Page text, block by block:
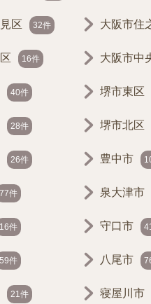
区 32件 大阪市住
16件 大阪市中
40件 堺市東区
28件 堺市北区
26件 豊中市
77件 泉大津市
16件 守口市
59件 八尾市
21件 寝屋川市